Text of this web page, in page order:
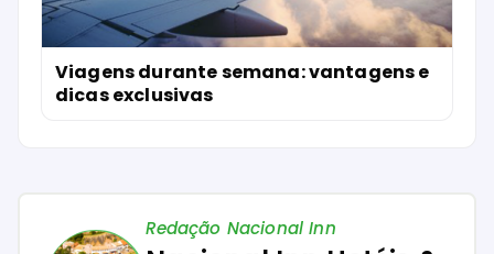
Viagens durante semana: vantagens e
dicas exclusivas
Redação Nacional Inn